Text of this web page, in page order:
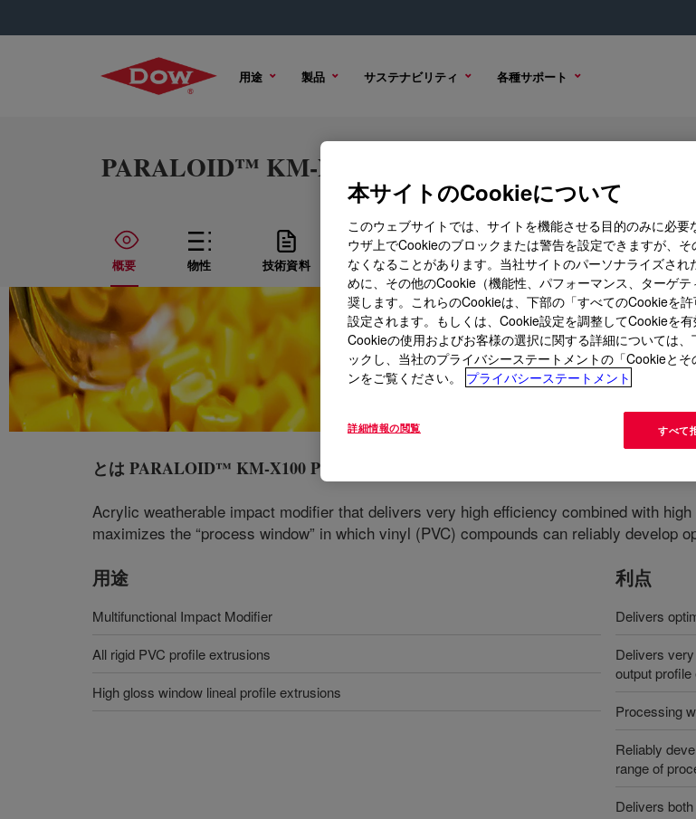
用途 製品 サステナビリティ 各種サポート
PARALOID™ KM-X100 PRO Impact Modifier
概要 物性 技術資料 サンプル オプション 購入オプション
とはPARALOID™ KM-X100 PRO Impact Modifier
Acrylic weatherable impact modifier that delivers very high efficiency combined with
maximizes the “process window” in which vinyl (PVC) compounds can reliably
用途
Multifunctional Impact Modifier
All rigid PVC profile extrusions
High gloss window lineal profile extrusions
利点
Delivers
Delivers
output
Processing
Reliably
range of
Delivers
本サイトのCookieについて
このウェブサイトでは、サイトを機能させる目的のみに必
ウザ上でCookieのブロックまたは警告を設定できますが、
なくなることがあります。当社サイトのパーソナライズさ
めに、その他のCookie（機能性、パフォーマンス、ターゲ
奨します。これらのCookieは、下部の「すべてのCookieを
設定されます。もしくは、Cookie設定を調整してCookieを
Cookieの使用およびお客様の選択に関する詳細については
ックし、当社のプライバシーステートメントの「Cookieと
ンをご覧ください。
プライバシーステートメント
詳細情報の閲覧 すべて